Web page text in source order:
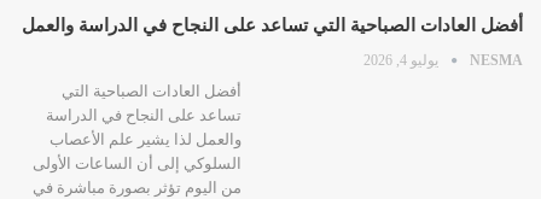
أفضل العادات الصباحية التي تساعد على النجاح في الدراسة والعمل
NESMA يوليو 4, 2026
أفضل العادات الصباحية التي
تساعد على النجاح في الدراسة
والعمل لذا يشير علم الأعصاب
السلوكي إلى أن الساعات الأولى
من اليوم تؤثر بصورة مباشرة في